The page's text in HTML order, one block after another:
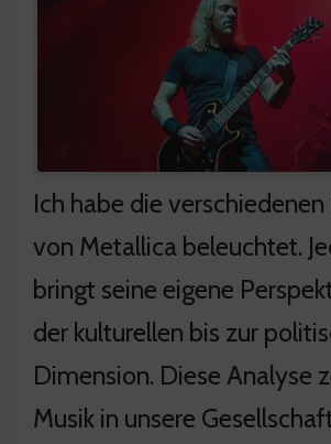
Ich habe die
von Metallica beleuchtet.
bringt seine eigene
der kulturellen bis zur
Dimension. Diese Analyse
Musik in unsere